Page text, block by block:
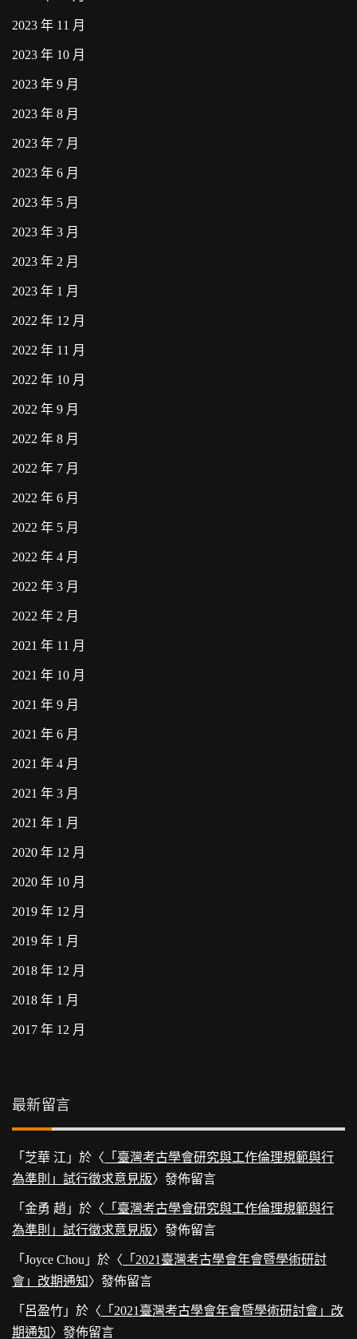
2023 年 11 月
2023 年 10 月
2023 年 9 月
2023 年 8 月
2023 年 7 月
2023 年 6 月
2023 年 5 月
2023 年 3 月
2023 年 2 月
2023 年 1 月
2022 年 12 月
2022 年 11 月
2022 年 10 月
2022 年 9 月
2022 年 8 月
2022 年 7 月
2022 年 6 月
2022 年 5 月
2022 年 4 月
2022 年 3 月
2022 年 2 月
2021 年 11 月
2021 年 10 月
2021 年 9 月
2021 年 6 月
2021 年 4 月
2021 年 3 月
2021 年 1 月
2020 年 12 月
2020 年 10 月
2019 年 12 月
2019 年 1 月
2018 年 12 月
2018 年 1 月
2017 年 12 月
最新留言
「 芝華 江 」於〈 「臺灣考古學會研究與工作倫理規範與行
為準則」試行徵求意見版〉發佈留言
「 金勇 趙 」於〈 「臺灣考古學會研究與工作倫理規範與行
為準則」試行徵求意見版〉發佈留言
「 Joyce Chou 」於〈 「2021臺灣考古學會年會暨學術研討
會」改期通知〉發佈留言
「 呂盈竹 」於〈 「2021臺灣考古學會年會暨學術研討會」改
期通知〉發佈留言